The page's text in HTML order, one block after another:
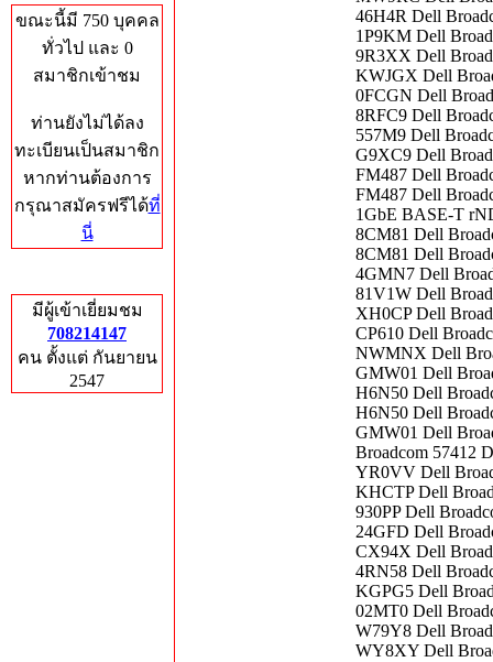
ขณะนี้มี 750 บุคคล
ทั่วไป และ 0
สมาชิกเข้าชม
ท่านยังไม่ได้ลง
ทะเบียนเป็นสมาชิก
หากท่านต้องการ
กรุณาสมัครฟรีได้ที่
นี่
มีผู้เข้าเยี่ยมชม
708214147
คน ตั้งแต่ กันยายน
2547
46H4R Dell
1P9KM Dell
9R3XX Dell
KWJGX Dell
0FCGN Dell
8RFC9 Dell
557M9 Dell
G9XC9 Dell
FM487 Dell
FM487 Dell
1GbE BASE-T
8CM81 Dell
8CM81 Dell
4GMN7 Dell
81V1W Dell
XH0CP Dell
CP610 Dell
NWMNX Dell
GMW01 Dell
H6N50 Dell
H6N50 Dell
GMW01 Dell
Broadcom 57412
YR0VV Dell
KHCTP Dell
930PP Dell
24GFD Dell
CX94X Dell
4RN58 Dell
KGPG5 Dell
02MT0 Dell
W79Y8 Dell
WY8XY Dell